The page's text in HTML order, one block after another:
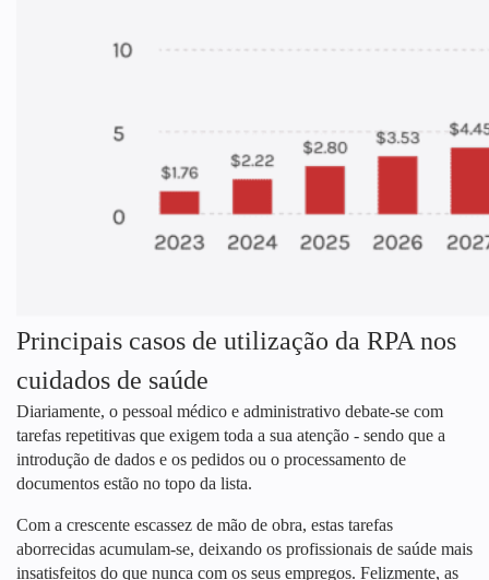
Principais casos de utilização da RPA nos
cuidados de saúde
Diariamente, o pessoal médico e administrativo debate-se com
tarefas repetitivas que exigem toda a sua atenção - sendo que a
introdução de dados e os pedidos ou o processamento de
documentos estão no topo da lista.
Com a crescente escassez de mão de obra, estas tarefas
aborrecidas acumulam-se, deixando os profissionais de saúde mais
insatisfeitos do que nunca com os seus empregos. Felizmente, as